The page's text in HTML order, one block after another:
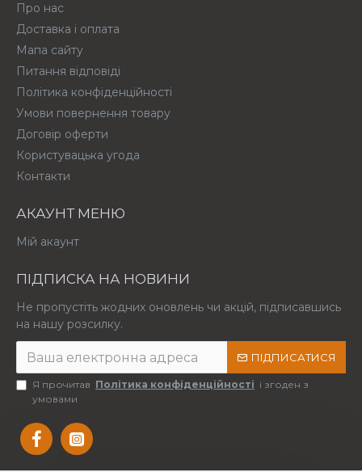
Про нас
Доставка і оплата
Мапа сайту
Питання відповіді
Політика конфіденційності
Умови повернення товару
Договір оферти
Користувацька угода
Контакти
АКАУНТ МЕНЮ
Мій акаунт
ПІДПИСКА НА НОВИНИ
Не пропустіть жодних оновлень чи акцій, підписавшись
на нашу розсилку.
ПІДПИСАТИСЯ
Я прочитав Політика конфіденційності і згоден з
умовами